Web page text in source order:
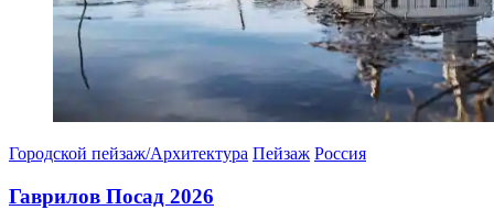
Городской пейзаж/Архитектура Пейзаж Россия
Гаврилов Посад 2026